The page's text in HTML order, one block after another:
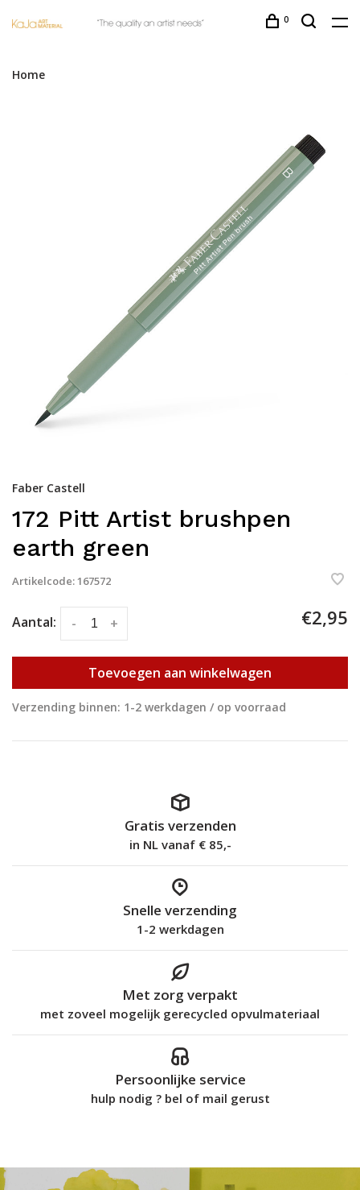
0
Home
Faber Castell
172 Pitt Artist brushpen
earth green
Artikelcode:167572
Aantal: +
- €2,95
Toevoegen aan winkelwagen
Verzending binnen: 1-2 werkdagen / op voorraad
Gratis verzenden
in NL vanaf € 85,-
Snelle verzending
1-2 werkdagen
Met zorg verpakt
met zoveel mogelijk gerecycled opvulmateriaal
Persoonlijke service
hulp nodig ? bel of mail gerust